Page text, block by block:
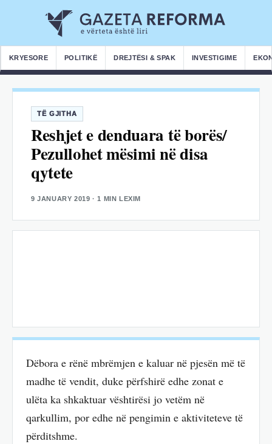
KRYESORE POLITIKË DREJTËSI & SPAK INVESTIGIME
TË GJITHA
Reshjet e denduara të borës/
Pezullohet mësimi në disa
qytete
9 JANUARY 2019 · 1 MIN LEXIM
Dëbora e rënë mbrëmjen e kaluar në pjesën më të
madhe të vendit, duke përfshirë edhe zonat e
ulëta ka shkaktuar vështirësi jo vetëm në
qarkullim, por edhe në pengimin e aktiviteteve të
përditshme.